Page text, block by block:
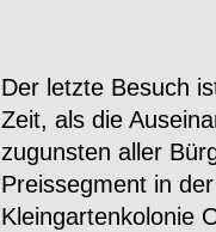
Der letzte Besuch
Zeit, als die
zugunsten aller
Preissegment in
Kleingartenkolonie